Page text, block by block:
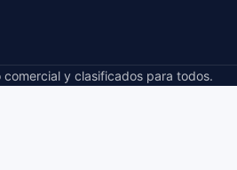
comercial y clasificados para todos.